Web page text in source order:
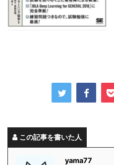
この記事を書いた人
yama77